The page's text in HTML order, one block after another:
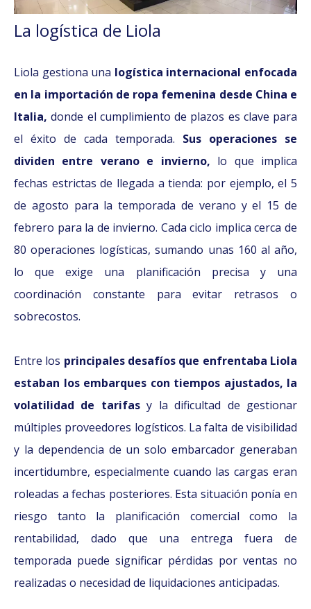
La logística de Liola
Liola gestiona una logística internacional enfocada
en la importación de ropa femenina desde China e
Italia, donde el cumplimiento de plazos es clave para
el éxito de cada temporada. Sus operaciones se
dividen entre verano e invierno, lo que implica
fechas estrictas de llegada a tienda: por ejemplo, el 5
de agosto para la temporada de verano y el 15 de
febrero para la de invierno. Cada ciclo implica cerca de
80 operaciones logísticas, sumando unas 160 al año,
lo que exige una planificación precisa y una
coordinación constante para evitar retrasos o
sobrecostos.
Entre los principales desafíos que enfrentaba Liola
estaban los embarques con tiempos ajustados, la
volatilidad de tarifasy la dificultad de gestionar
múltiples proveedores logísticos. La falta de visibilidad
y la dependencia de un solo embarcador generaban
incertidumbre, especialmente cuando las cargas eran
roleadas a fechas posteriores. Esta situación ponía en
riesgo tanto la planificación comercial como la
rentabilidad, dado que una entrega fuera de
temporada puede significar pérdidas por ventas no
realizadas o necesidad de liquidaciones anticipadas.